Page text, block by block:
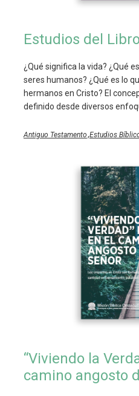
Estudios del
¿Qué significa la vida? ¿Qué
seres humanos? ¿Qué es lo
hermanos en Cristo? El
definido desde diversos
Antiguo Testamento,Estudios
“Viviendo la
camino angosto